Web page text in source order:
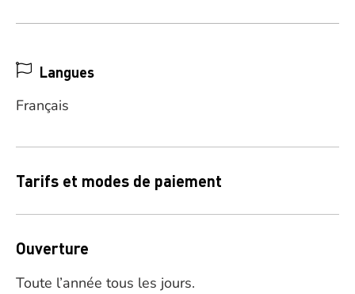
Langues
Français
Tarifs et modes de paiement
Ouverture
Toute l’année tous les jours.